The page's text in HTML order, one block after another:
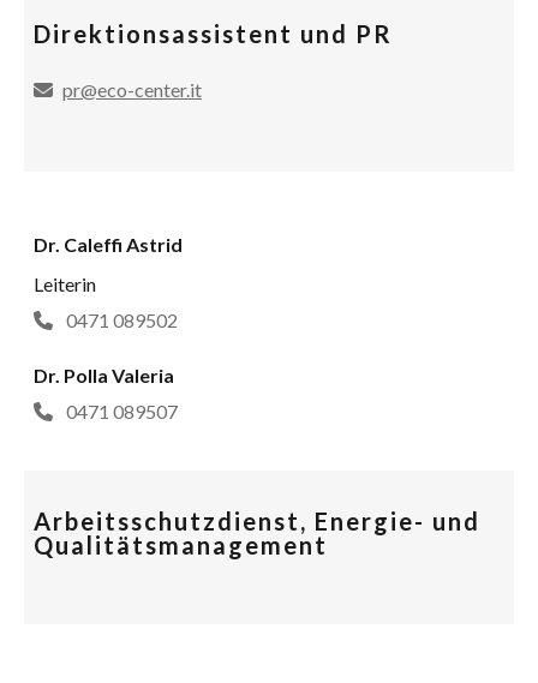
Direktionsassistent und PR
pr@eco-center.it
Dr. Caleffi Astrid
Leiterin
0471 089502
Dr. Polla Valeria
0471 089507
Arbeitsschutzdienst, Energie- und
Qualitätsmanagement